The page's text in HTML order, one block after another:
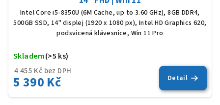
Intel Core i5-8350U (6M Cache, up to 3.60 GHz), 8GB DDR4,
500GB SSD, 14" displej (1920 x 1080 px), Intel HD Graphics 620,
podsvícená klávesnice, Win 11 Pro
4 455 Kč bez DPH
5 390 Kč
Skladem(>5 ks)
5,0
z
5
Detail